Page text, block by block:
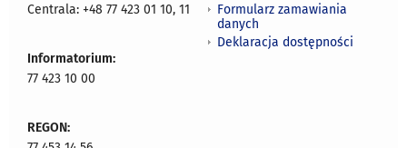
Centrala: +48 77 423 01 10, 11
Informatorium:
77 423 10 00
REGON:
Formularz zamawiania
danych
Deklaracja dostępności